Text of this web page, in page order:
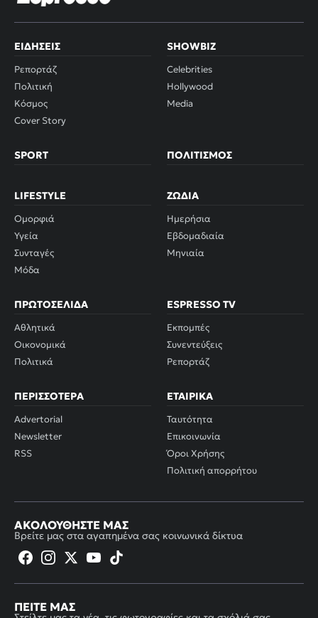
ΕΙΔΉΣΕΙΣ
Ρεπορτάζ
Πολιτική
Κόσμος
Cover Story
SHOWBIZ
Celebrities
Hollywood
Media
SPORT ΠΟΛΙΤΙΣΜΌΣ
LIFESTYLE
Ομορφιά
Υγεία
Συνταγές
Μόδα
ΖΏΔΙΑ
Ημερήσια
Εβδομαδιαία
Μηνιαία
ΠΡΩΤΟΣΈΛΙΔΑ
Αθλητικά
Οικονομικά
Πολιτικά
ESPRESSO TV
Εκπομπές
Συνεντεύξεις
Ρεπορτάζ
ΠΕΡΙΣΣΌΤΕΡΑ
Advertorial
Newsletter
RSS
ΕΤΑΙΡΙΚΆ
Ταυτότητα
Επικοινωνία
Όροι Χρήσης
Πολιτική απορρήτου
ΑΚΟΛΟΥΘΉΣΤΕ ΜΑΣ
Βρείτε μας στα αγαπημένα σας κοινωνικά δίκτυα
ΠΕΊΤΕ ΜΑΣ